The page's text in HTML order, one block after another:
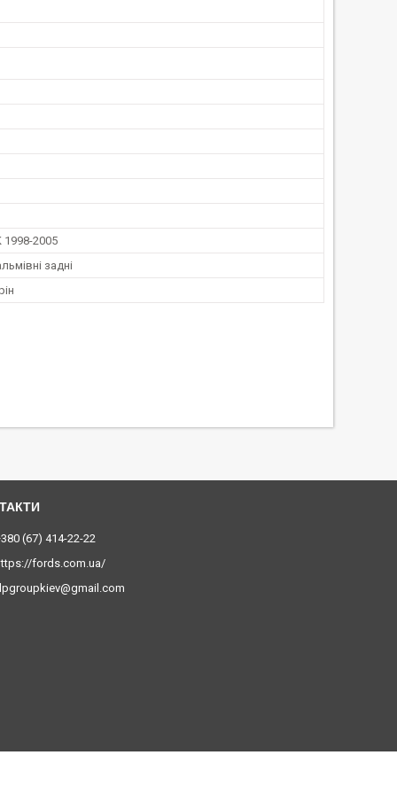
1998-2005
задні
(67) 414-22-22
fords.com.ua/